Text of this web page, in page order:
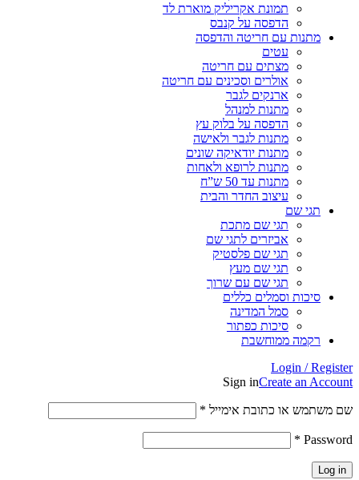
תמונת אקריליק מוארת לד
הדפסה על קנבס
מתנות עם חריטה והדפסה
עטים
מצתים עם חריטה
אולרים וסכינים עם חריטה
ארנקים לגבר
מתנות למנהל
הדפסה על בלוק עץ
מתנות לגבר ולאישה
מתנות יודאיקה שונים
מתנות לרופא ולאחות
מתנות עד 50 ש”ח
עיצוב החדר והבית
תגי שם
תגי שם מתכת
אביזרים לתגי שם
תגי שם פלסטיק
תגי שם מעץ
תגי שם עם שרוך
סיכות וסמלים כללים
סמל המדינה
סיכות כפתור
רקמה ממוחשבת
Login / Register
Sign inCreate an Account
שם משתמש או כתובת אימייל *
Password
*
Log in